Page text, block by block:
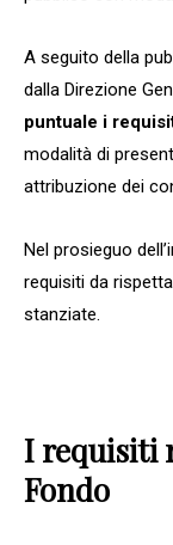
A seguito della
dalla Direzione
puntuale i
modalità di
attribuzione dei
Nel prosieguo
requisiti da
stanziate.
I requisiti
Fondo